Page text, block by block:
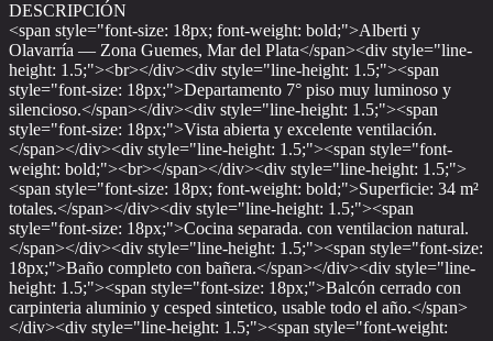
DESCRIPCIÓN
<span style="font-size: 18px; font-weight: bold;">Alberti y
Olavarría — Zona Guemes, Mar del Plata</span><div style="line-
height: 1.5;"><br></div><div style="line-height: 1.5;"><span
style="font-size: 18px;">Departamento 7° piso muy luminoso y
silencioso.</span></div><div style="line-height: 1.5;"><span
style="font-size: 18px;">Vista abierta y excelente ventilación.
</span></div><div style="line-height: 1.5;"><span style="font-
weight: bold;"><br></span></div><div style="line-height: 1.5;">
<span style="font-size: 18px; font-weight: bold;">Superficie: 34 m²
totales.</span></div><div style="line-height: 1.5;"><span
style="font-size: 18px;">Cocina separada. con ventilacion natural.
</span></div><div style="line-height: 1.5;"><span style="font-size:
18px;">Baño completo con bañera.</span></div><div style="line-
height: 1.5;"><span style="font-size: 18px;">Balcón cerrado con
carpinteria aluminio y cesped sintetico, usable todo el año.</span>
</div><div style="line-height: 1.5;"><span style="font-weight: